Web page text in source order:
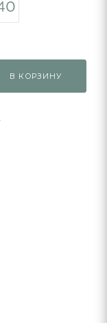
В КОРЗИНУ